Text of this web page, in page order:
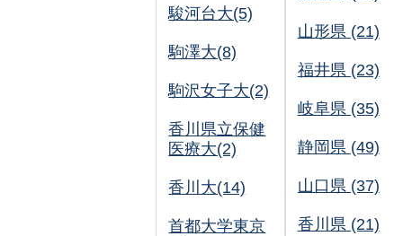
駿河台大(5)
駒澤大(8)
駒沢女子大(2)
香川県立保健
医療大(2)
香川大(14)
首都大学東京
山形県 (21)
福井県 (23)
岐阜県 (35)
静岡県 (49)
山口県 (37)
香川県 (21)